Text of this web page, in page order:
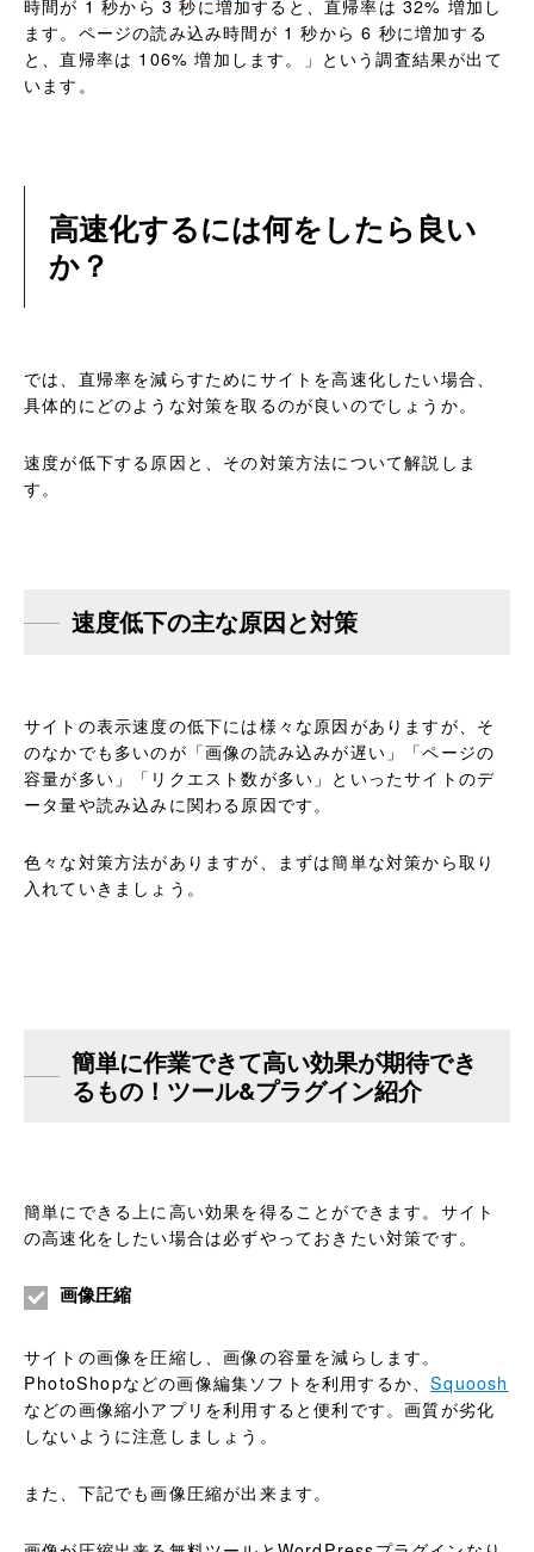
時間が 1 秒から 3 秒に増加すると、直帰率は 32% 増加し
ます。ページの読み込み時間が 1 秒から 6 秒に増加する
と、直帰率は 106% 増加します。」という調査結果が出て
います。
高速化するには何をしたら良い
か？
では、直帰率を減らすためにサイトを高速化したい場合、
具体的にどのような対策を取るのが良いのでしょうか。
速度が低下する原因と、その対策方法について解説しま
す。
速度低下の主な原因と対策
サイトの表示速度の低下には様々な原因がありますが、そ
のなかでも多いのが「画像の読み込みが遅い」「ページの
容量が多い」「リクエスト数が多い」といったサイトのデ
ータ量や読み込みに関わる原因です。
色々な対策方法がありますが、まずは簡単な対策から取り
入れていきましょう。
簡単に作業できて高い効果が期待でき
るもの！ツール&プラグイン紹介
簡単にできる上に高い効果を得ることができます。サイト
の高速化をしたい場合は必ずやっておきたい対策です。
画像圧縮
サイトの画像を圧縮し、画像の容量を減らします。
PhotoShopなどの画像編集ソフトを利用するか、Squoosh
などの画像縮小アプリを利用すると便利です。画質が劣化
しないように注意しましょう。
また、下記でも画像圧縮が出来ます。